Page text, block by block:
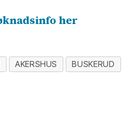
her
AKERSHUS BUSKERUD